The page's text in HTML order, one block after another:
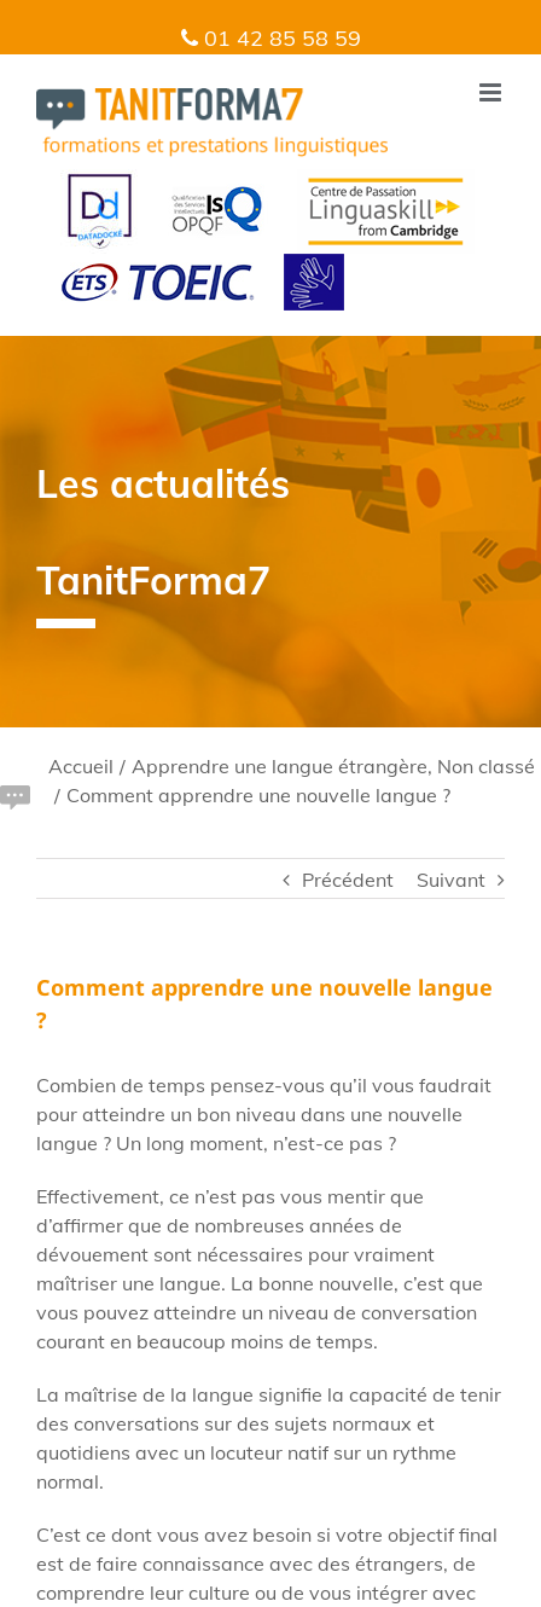
01 42 85 58 59
Les actualités
TanitForma7
Accueil / Apprendre une langue étrangère, Non classé
/ Comment apprendre une nouvelle langue ?
Précédent Suivant
Comment apprendre une nouvelle langue
?
Combien de temps pensez-vous qu’il vous faudrait
pour atteindre un bon niveau dans une nouvelle
langue ? Un long moment, n’est-ce pas ?
Effectivement, ce n’est pas vous mentir que
d’affirmer que de nombreuses années de
dévouement sont nécessaires pour vraiment
maîtriser une langue. La bonne nouvelle, c’est que
vous pouvez atteindre un niveau de conversation
courant en beaucoup moins de temps.
La maîtrise de la langue signifie la capacité de tenir
des conversations sur des sujets normaux et
quotidiens avec un locuteur natif sur un rythme
normal.
C’est ce dont vous avez besoin si votre objectif final
est de faire connaissance avec des étrangers, de
comprendre leur culture ou de vous intégrer avec